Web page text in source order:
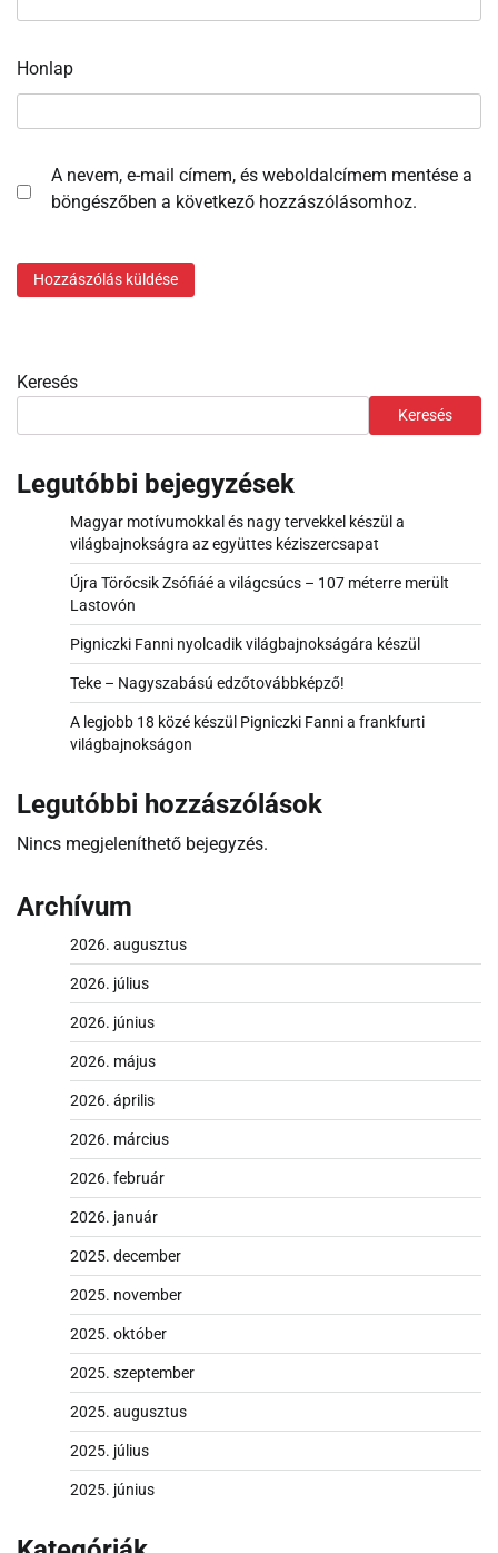
Honlap
A nevem, e-mail címem, és weboldalcímem mentése a
böngészőben a következő hozzászólásomhoz.
Keresés
Keresés
Legutóbbi bejegyzések
Magyar motívumokkal és nagy tervekkel készül a
világbajnokságra az együttes kéziszercsapat
Újra Törőcsik Zsófiáé a világcsúcs – 107 méterre merült
Lastovón
Pigniczki Fanni nyolcadik világbajnokságára készül
Teke – Nagyszabású edzőtovábbképző!
A legjobb 18 közé készül Pigniczki Fanni a frankfurti
világbajnokságon
Legutóbbi hozzászólások
Nincs megjeleníthető bejegyzés.
Archívum
2026. augusztus
2026. július
2026. június
2026. május
2026. április
2026. március
2026. február
2026. január
2025. december
2025. november
2025. október
2025. szeptember
2025. augusztus
2025. július
2025. június